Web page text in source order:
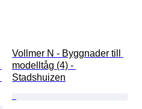
Vollmer N - Byggnader till
modelltåg (4) -
Stadshuizen